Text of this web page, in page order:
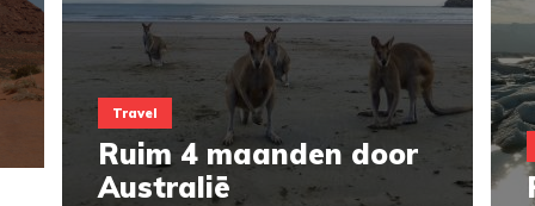
Travel
Ruim 4 maanden door
Australië